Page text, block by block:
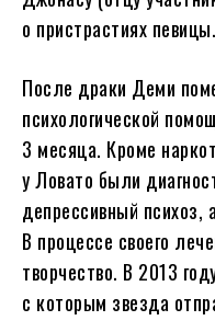
о пристрастиях певицы.
После драки Деми
психологической
3 месяца. Кроме
у Ловато были
депрессивный психоз,
В процессе своего
творчество. В 2013
с которым звезда